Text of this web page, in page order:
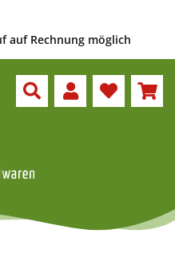
auf Rechnung möglich